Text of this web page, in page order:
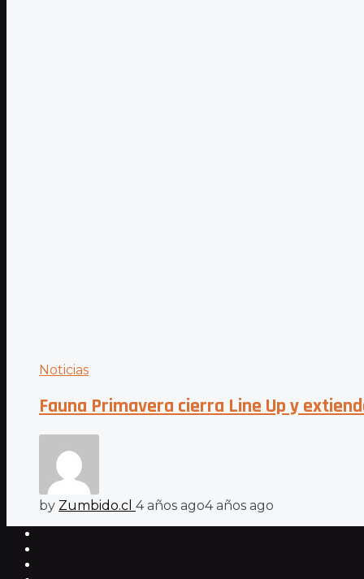
Noticias
Fauna Primavera cierra Line Up y
by Zumbido.cl 4 años ago4 años ago